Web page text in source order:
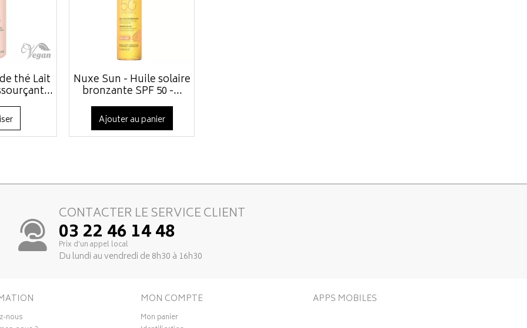
thé Lait Nuxe Sun - Huile solaire
bronzante SPF 50 -...
Ajouter au panier
CONTACTER LE SERVICE CLIENT
03 22 46 14 48
Prix d’un appel local
Du lundi au vendredi de 8h30 à 16h30
nous
MON COMPTE
Mon panier
APPS MOBILES